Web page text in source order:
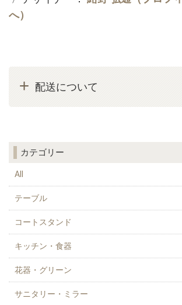
へ）
配送について
カテゴリー
All
テーブル
コートスタンド
キッチン・食器
花器・グリーン
サニタリー・ミラー